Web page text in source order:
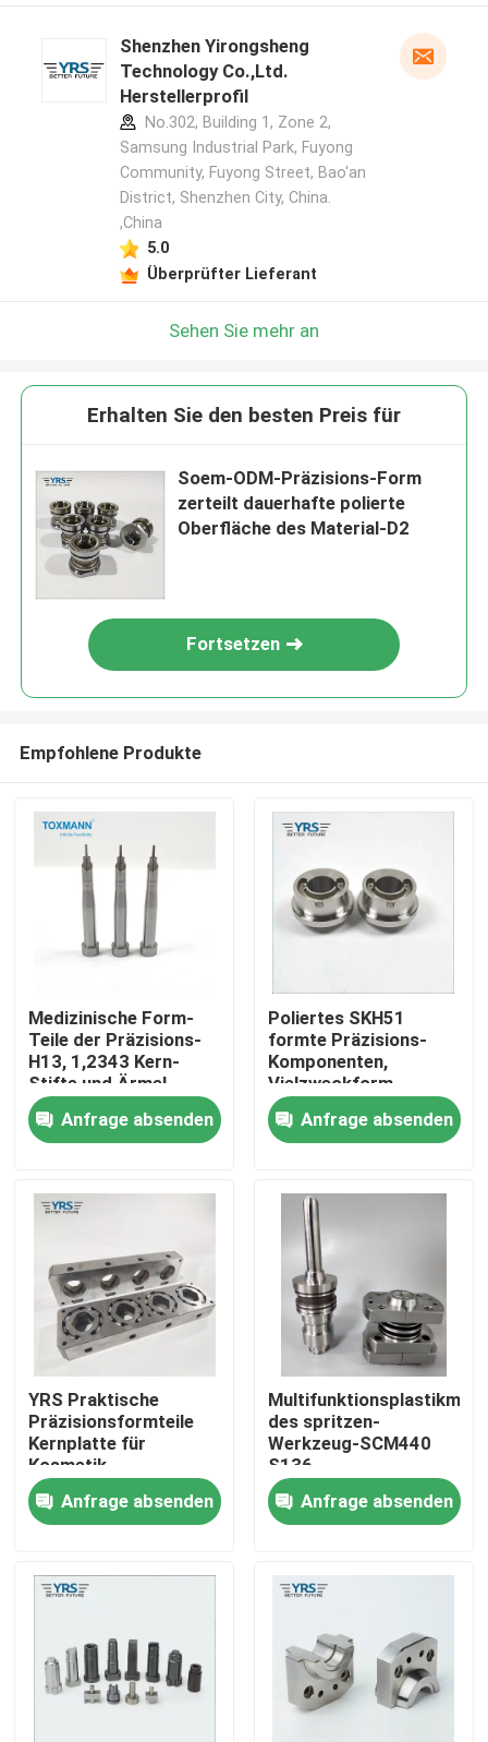
Haus
Fabrik-Ausflug
Treten Sie mit uns in Verbindung
Nachrichten
Fälle
Präzision maschinell bearbeitete Teile
Shenzhen Yirongsheng
Technology Co.,Ltd.
Herstellerprofil
No.302, Building 1, Zone 2,
Samsung Industrial Park, Fuyong
Community, Fuyong Street, Bao'an
District, Shenzhen City, China.
,China
5.0
Überprüfter Lieferant
Sehen Sie mehr an
Erhalten Sie den besten Preis für
Soem-ODM-Präzisions-Form
zerteilt dauerhafte polierte
Oberfläche des Material-D2
Fortsetzen
Empfohlene Produkte
Medizinische Form-
Teile der Präzisions-
H13, 1,2343 Kern-
Stifte und Ärmel
Anfrage absenden
Poliertes SKH51
formte Präzisions-
Komponenten,
Vielzweckform-
Ersatzteile
Anfrage absenden
YRS Praktische
Präzisionsformteile
Kernplatte für
Kosmetik
Kunststoffform
Anfrage absenden
des spritzen-
Werkzeug-SCM440
S136
Anfrage absenden